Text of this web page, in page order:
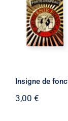
Insigne de
3,00 €